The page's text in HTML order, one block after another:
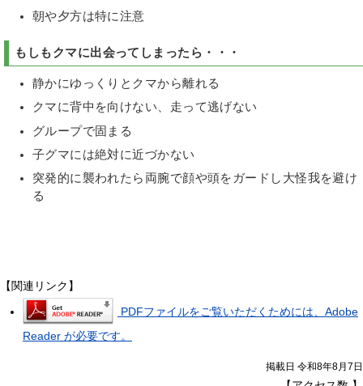
朝や夕方は特に注意
もしもクマに出会ってしまったら・・・
静かにゆっくりとクマから離れる
クマに背中を向けない、走って逃げない
グループで固まる
子グマには絶対に近づかない
突発的に襲われたら両腕で顔や頭をガードし大怪我を避け
る
【関連リンク】
PDFファイルをご覧いただくためには、Adobe
Reader が必要です。
掲載日 令和8年8月7日